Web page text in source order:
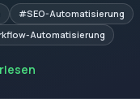
#SEO-Automatisierung
Automatisierung